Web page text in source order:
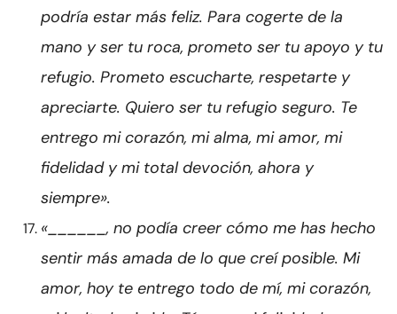
podría estar más feliz. Para cogerte de la
mano y ser tu roca, prometo ser tu apoyo y tu
refugio. Prometo escucharte, respetarte y
apreciarte. Quiero ser tu refugio seguro. Te
entrego mi corazón, mi alma, mi amor, mi
fidelidad y mi total devoción, ahora y
siempre».
«______, no podía creer cómo me has hecho
sentir más amada de lo que creí posible. Mi
amor, hoy te entrego todo de mí, mi corazón,